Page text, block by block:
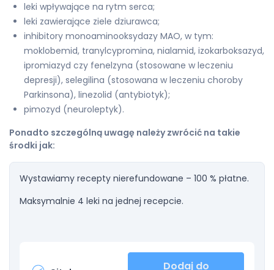
leki wpływające na rytm serca;
leki zawierające ziele dziurawca;
inhibitory monoaminooksydazy MAO, w tym:
moklobemid, tranylcypromina, nialamid, izokarboksazyd,
ipromiazyd czy fenelzyna (stosowane w leczeniu
depresji), selegilina (stosowana w leczeniu choroby
Parkinsona), linezolid (antybiotyk);
pimozyd (neuroleptyk).
Ponadto szczególną uwagę należy zwrócić na takie
środki jak:
Wystawiamy recepty nierefundowane – 100 % płatne.
Maksymalnie 4 leki na jednej recepcie.
Dodaj do